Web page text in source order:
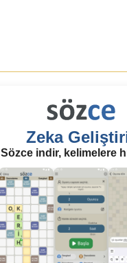
Zeka
Sözce indir, kelimelere